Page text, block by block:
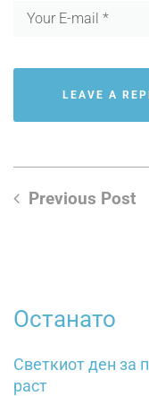
Previous Post
Останато
Светкиот ден за
pacт